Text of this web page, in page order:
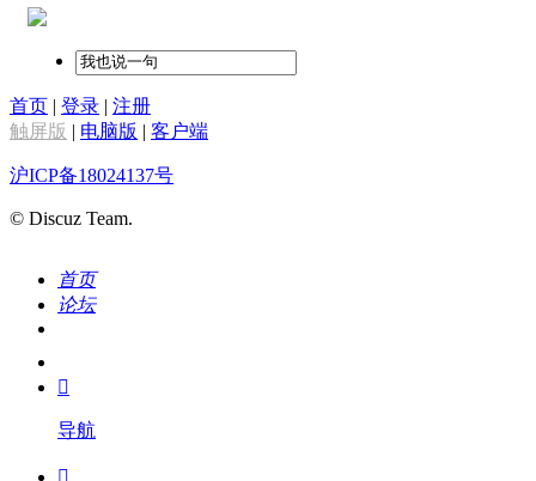
首页 | 登录 | 注册
触屏版 | 电脑版 | 客户端
沪ICP备18024137号
© Discuz Team.
首页
论坛
我的

导航
